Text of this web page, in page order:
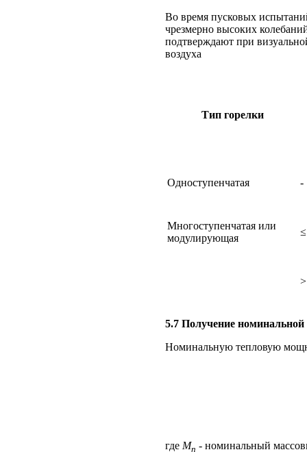
Во время пусковых
чрезмерно высоких
подтверждают при
воздуха
Тип горелки
Одноступенчатая -
Многоступенчатая или
модулирующая
5.7 Получение
Номинальную тепловую
где Mn - номинальный